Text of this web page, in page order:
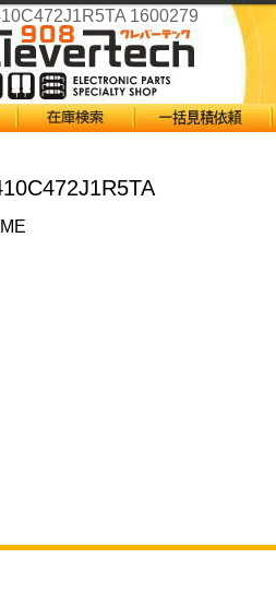
1600279